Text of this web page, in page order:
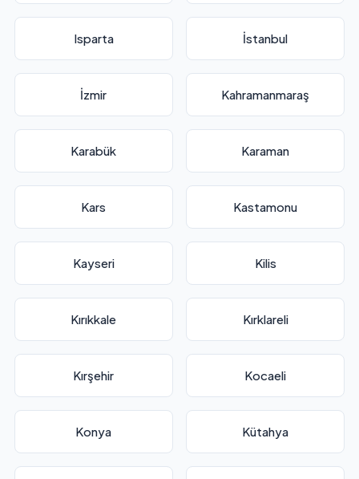
Isparta İstanbul
İzmir Kahramanmaraş
Karabük Karaman
Kars Kastamonu
Kayseri Kilis
Kırıkkale Kırklareli
Kırşehir Kocaeli
Konya Kütahya